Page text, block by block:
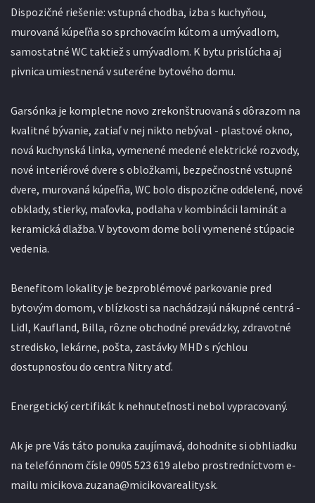
Dispozičné riešenie: vstupná chodba, izba s kuchyňou,
murovaná kúpeľňa so sprchovacím kútom a umývadlom,
samostatné WC taktiež s umývadlom. K bytu prislúcha aj
pivnica umiestnená v suteréne bytového domu.
Garsónka je kompletne novo zrekonštruovaná s dôrazom na
kvalitné bývanie, zatiaľ v nej nikto nebýval - plastové okno,
nová kuchynská linka, vymenené medené elektrické rozvody,
nové interiérové dvere s obložkami, bezpečnostné vstupné
dvere, murovaná kúpeľňa, WC bolo dispozične oddelené, nové
obklady, stierky, maľovka, podlaha v kombinácii laminát a
keramická dlažba. V bytovom dome boli vymenené stúpacie
vedenia.
Benefitom lokality je bezproblémové parkovanie pred
bytovým domom, v blízkosti sa nachádzajú nákupné centrá -
Lidl, Kaufland, Billa, rôzne obchodné prevádzky, zdravotné
stredisko, lekárne, pošta, zastávky MHD s rýchlou
dostupnosťou do centra Nitry atď.
Energetický certifikát k nehnuteľnosti nebol vypracovaný.
Ak je pre Vás táto ponuka zaujímavá, dohodnite si obhliadku
na telefónnom čísle 0905 523 619 alebo prostredníctvom e-
mailu micikova.zuzana@micikovareality.sk.